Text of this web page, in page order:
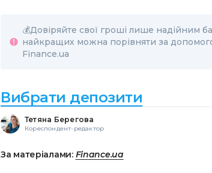
💰Довіряйте свої гроші лише надійним
найкращих можна порівняти за
Finance.ua
Вибрати депозити
Тетяна Берегова
Кореспондент-редактор
За матеріалами: Finance.ua